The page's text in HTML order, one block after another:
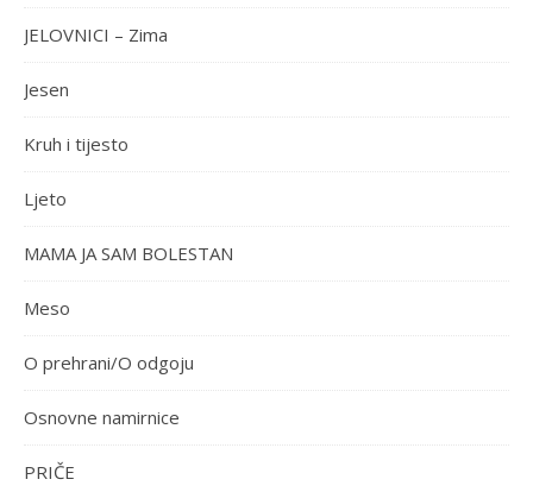
JELOVNICI – Zima
Jesen
Kruh i tijesto
Ljeto
MAMA JA SAM BOLESTAN
Meso
O prehrani/O odgoju
Osnovne namirnice
PRIČE